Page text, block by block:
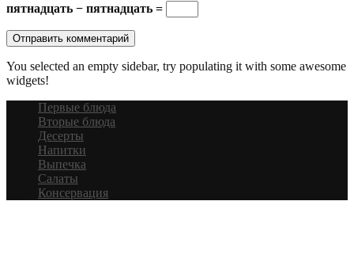
пятнадцать − пятнадцать =
You selected an empty sidebar, try populating it with some awesome
widgets!
Первые блюда
Вторые блюда
Десерты
Напитки
Выпечка
Салаты
Консервация